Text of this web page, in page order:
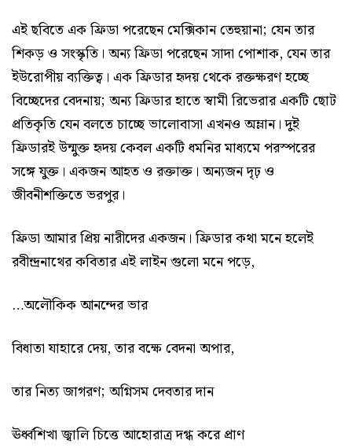
এই ছবিতে এক ফ্রিডা পরেছেন মেক্সিকান তেহুয়ানা; যেন তার
শিকড় ও সংস্কৃতি। অন্য ফ্রিডা পরেছেন সাদা পোশাক, যেন তার
ইউরোপীয় ব্যক্তিত্ব। এক ফ্রিডার হৃদয় থেকে রক্তক্ষরণ হচ্ছে
বিচ্ছেদের বেদনায়; অন্য ফ্রিডার হাতে স্বামী রিভেরার একটি ছোট
প্রতিকৃতি যেন বলতে চাচ্ছে ভালোবাসা এখনও অম্লান। দুই
ফ্রিডারই উন্মুক্ত হৃদয় কেবল একটি ধমনির মাধ্যমে পরস্পরের
সঙ্গে যুক্ত। একজন আহত ও রক্তাক্ত। অন্যজন দৃঢ় ও
জীবনীশক্তিতে ভরপুর।
ফ্রিডা আমার প্রিয় নারীদের একজন। ফ্রিডার কথা মনে হলেই
রবীন্দ্রনাথের কবিতার এই লাইন গুলো মনে পড়ে,
…অলৌকিক আনন্দের ভার
বিধাতা যাহারে দেয়, তার বক্ষে বেদনা অপার,
তার নিত্য জাগরণ; অগ্নিসম দেবতার দান
ঊর্ধ্বশিখা জ্বালি চিত্তে আহোরাত্র দগ্ধ করে প্রাণ